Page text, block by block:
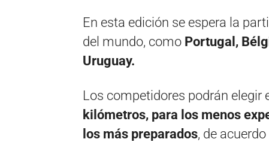
En esta edición se espera la
del mundo, como Portugal,
Uruguay.
Los competidores podrán elegir
kilómetros, para los menos
los más preparados, de